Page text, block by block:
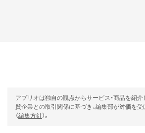
アプリオは独自の観点からサービス・商品を紹介
賛企業との取引関係に基づき、編集部が対価を
（編集方針）。